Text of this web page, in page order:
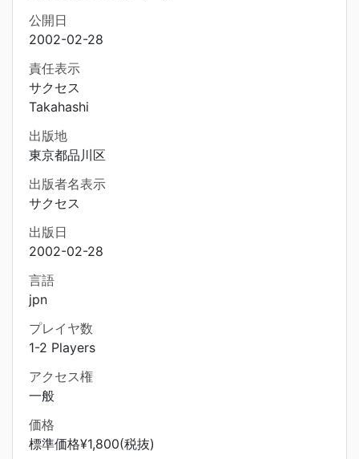
公開日
2002-02-28
責任表示
サクセス
Takahashi
出版地
東京都品川区
出版者名表示
サクセス
出版日
2002-02-28
言語
jpn
プレイヤ数
1-2 Players
アクセス権
一般
価格
標準価格¥1,800(税抜)